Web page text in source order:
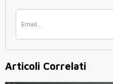
Articoli Correlati